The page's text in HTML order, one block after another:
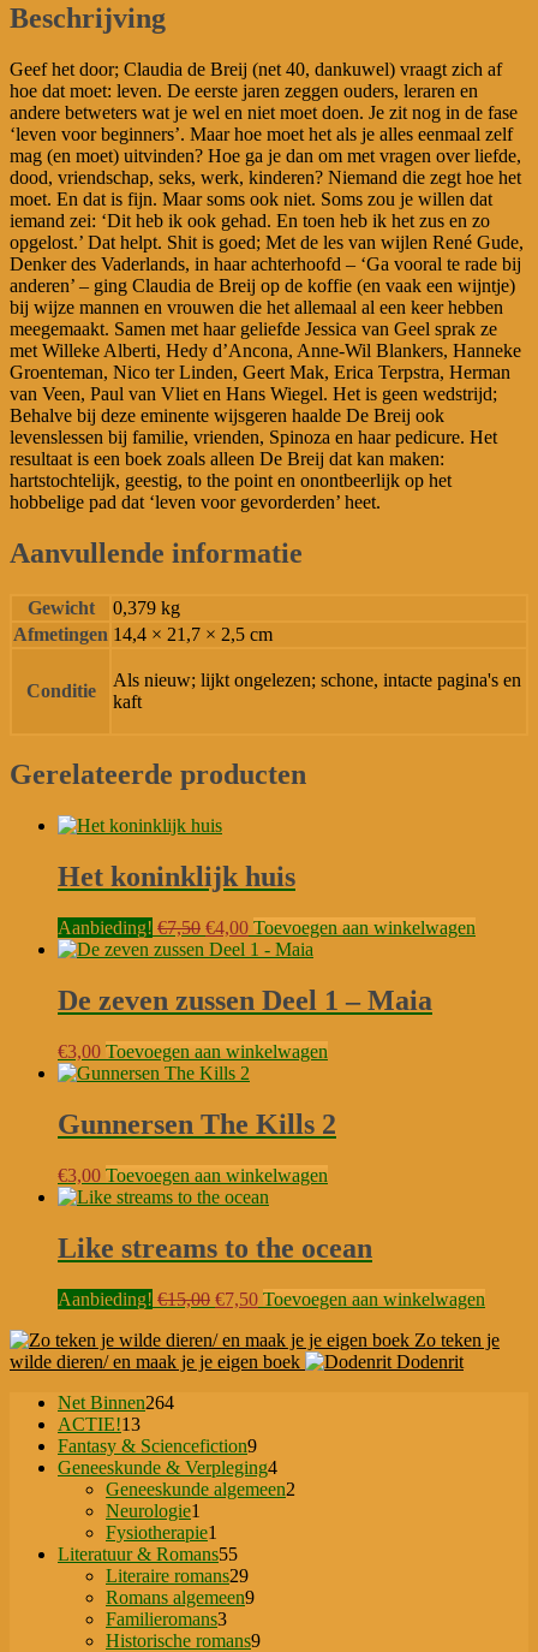
Beschrijving
Geef het door; Claudia de Breij (net 40, dankuwel) vraagt zich af
hoe dat moet: leven. De eerste jaren zeggen ouders, leraren en
andere betweters wat je wel en niet moet doen. Je zit nog in de fase
‘leven voor beginners’. Maar hoe moet het als je alles eenmaal zelf
mag (en moet) uitvinden? Hoe ga je dan om met vragen over liefde,
dood, vriendschap, seks, werk, kinderen? Niemand die zegt hoe het
moet. En dat is fijn. Maar soms ook niet. Soms zou je willen dat
iemand zei: ‘Dit heb ik ook gehad. En toen heb ik het zus en zo
opgelost.’ Dat helpt. Shit is goed; Met de les van wijlen René Gude,
Denker des Vaderlands, in haar achterhoofd – ‘Ga vooral te rade bij
anderen’ – ging Claudia de Breij op de koffie (en vaak een wijntje)
bij wijze mannen en vrouwen die het allemaal al een keer hebben
meegemaakt. Samen met haar geliefde Jessica van Geel sprak ze
met Willeke Alberti, Hedy d’Ancona, Anne-Wil Blankers, Hanneke
Groenteman, Nico ter Linden, Geert Mak, Erica Terpstra, Herman
van Veen, Paul van Vliet en Hans Wiegel. Het is geen wedstrijd;
Behalve bij deze eminente wijsgeren haalde De Breij ook
levenslessen bij familie, vrienden, Spinoza en haar pedicure. Het
resultaat is een boek zoals alleen De Breij dat kan maken:
hartstochtelijk, geestig, to the point en onontbeerlijk op het
hobbelige pad dat ‘leven voor gevorderden’ heet.
Aanvullende informatie
Gewicht
0,379 kg
Afmetingen 14,4 × 21,7 × 2,5 cm
Conditie
Als nieuw; lijkt ongelezen; schone, intacte pagina's en
kaft
Gerelateerde producten
Het koninklijk huis
Aanbieding! €7,50 Oorspronkelijke
prijs
€4,00Huidige
prijs
€4,00.
Toevoegen aan winkelwagen
De zeven zussen Deel 1 – Maia
€3,00 Toevoegen aan winkelwagen
Gunnersen The Kills 2
€3,00 Toevoegen aan winkelwagen
Like streams to the ocean
Aanbieding! €15,00 Oorspronkelijke
was:
€15,00.
€7,50Huidige
is:
€7,50.
Toevoegen aan winkelwagen
Zo teken je
wilde dieren/ en maak je je eigen boek
Dodenrit
Net Binnen264264
ACTIE!1313
producten
Fantasy & Sciencefiction99
producten
Geneeskunde & Verpleging44
producten
Geneeskunde algemeen2
Neurologie1
product
Fysiotherapie1
product
Literatuur & Romans5555
producten
Literaire romans2929
producten
Romans algemeen99
Familieromans33
producten
Historische romans99